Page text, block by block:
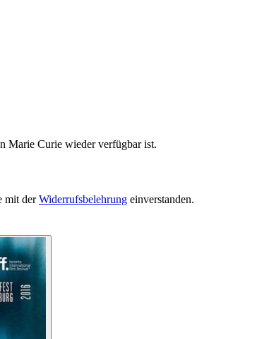
Marie Curie wieder verfügbar ist.
mit derWiderrufsbelehrung einverstanden.